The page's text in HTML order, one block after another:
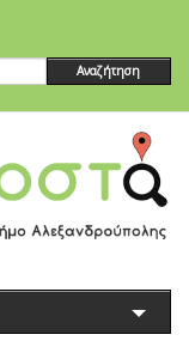
Αναζήτηση